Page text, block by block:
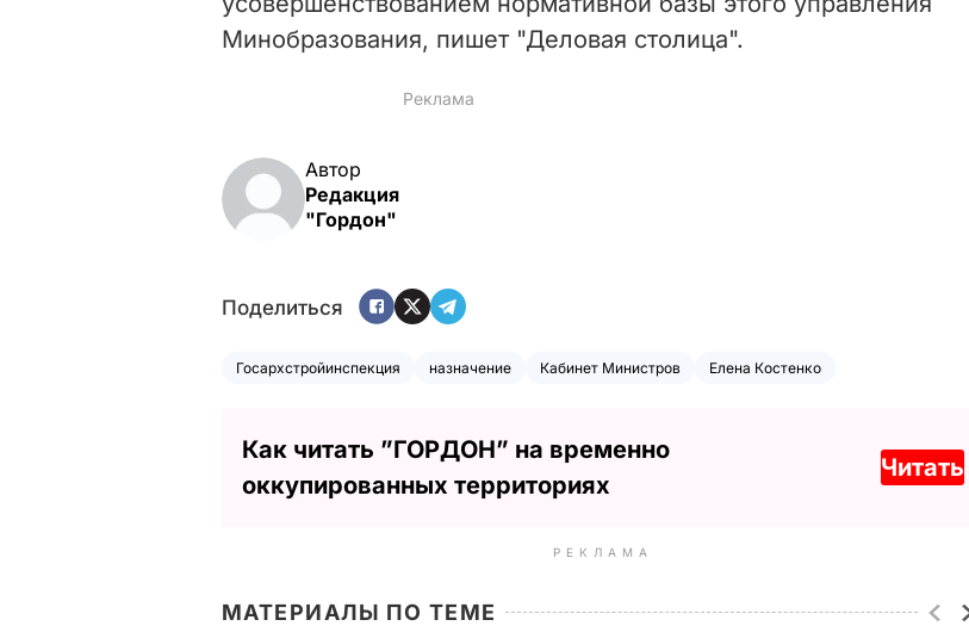
Минобразования, пишет "Деловая столица".
Автор
Редакция
"Гордон"
Поделиться
Госархстройинспекция назначение Кабинет Министров Елена Костенко
Как читать ”ГОРДОН” на временно
оккупированных территориях
Читать
РЕКЛАМА
МАТЕРИАЛЫ ПО ТЕМЕ